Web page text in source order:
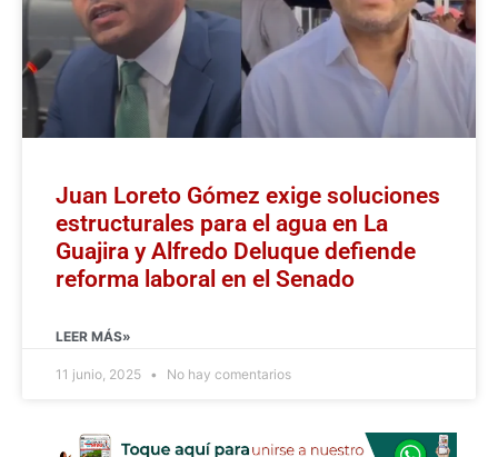
Juan Loreto Gómez exige soluciones
estructurales para el agua en La
Guajira y Alfredo Deluque defiende
reforma laboral en el Senado
LEER MÁS»
11 junio, 2025 No hay comentarios